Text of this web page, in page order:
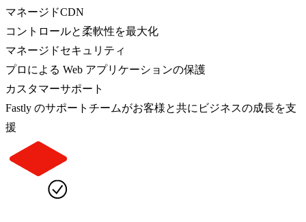
マネージドCDN
コントロールと柔軟性を最大化
マネージドセキュリティ
プロによる Web アプリケーションの保護
カスタマーサポート
Fastly のサポートチームがお客様と共にビジネスの成長を支
援